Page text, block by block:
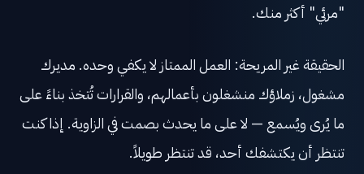
"مرئي" أكثر منك.
الحقيقة غير المريحة: العمل الممتاز لا يكفي وحده. مديرك
مشغول، زملاؤك منشغلون بأعمالهم، والقرارات تُتخذ بناءً على
ما يُرى ويُسمع — لا على ما يحدث بصمت في الزاوية. إذا كنت
تنتظر أن يكتشفك أحد، قد تنتظر طويلاً.